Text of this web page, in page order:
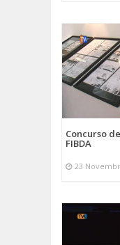
Concurso
FIBDA
23